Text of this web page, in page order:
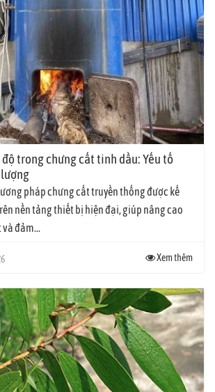
trong chưng cất tinh dầu: Yếu tố
pháp chưng cất truyền thống được kế
nền tảng thiết bị hiện đại, giúp nâng cao
đảm...
Xem thêm